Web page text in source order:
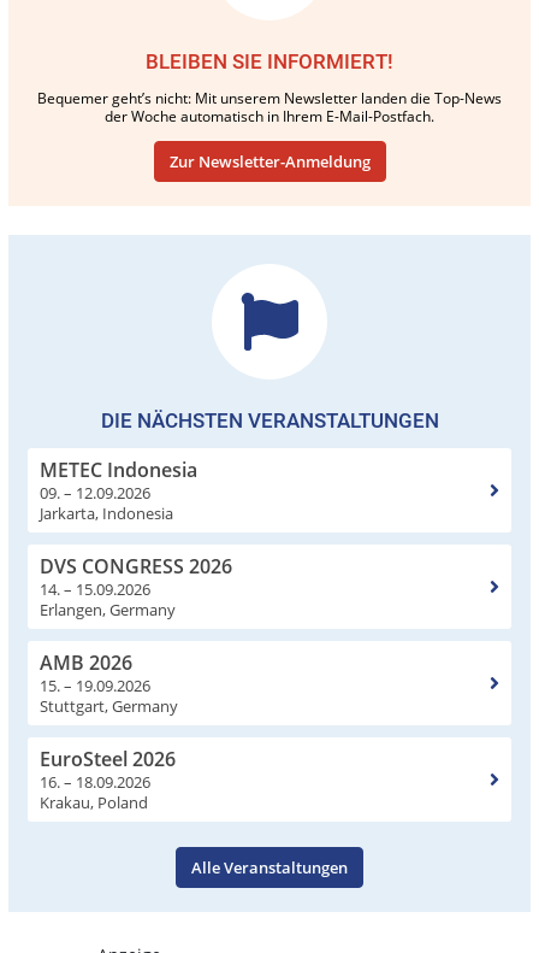
BLEIBEN SIE INFORMIERT!
Bequemer geht’s nicht: Mit unserem Newsletter landen die Top-News
der Woche automatisch in Ihrem E-Mail-Postfach.
Zur Newsletter-Anmeldung
DIE NÄCHSTEN VERANSTALTUNGEN
METEC Indonesia
09. – 12.09.2026
Jarkarta, Indonesia
DVS CONGRESS 2026
14. – 15.09.2026
Erlangen, Germany
AMB 2026
15. – 19.09.2026
Stuttgart, Germany
EuroSteel 2026
16. – 18.09.2026
Krakau, Poland
Alle Veranstaltungen